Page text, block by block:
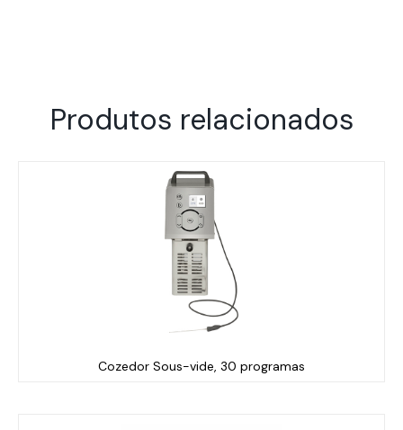
Produtos relacionados
Cozedor Sous-vide, 30 programas